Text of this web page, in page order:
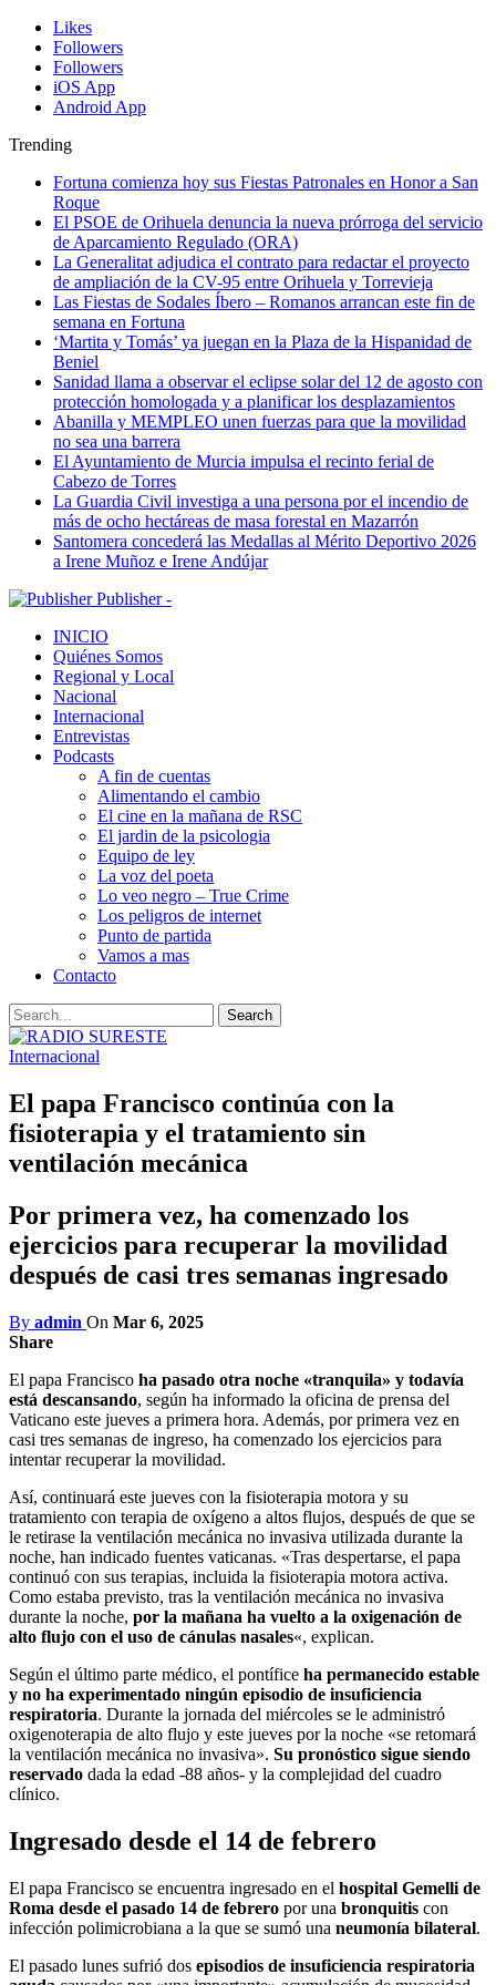
Likes
Followers
Followers
iOS App
Android App
Trending
Fortuna comienza hoy sus Fiestas Patronales en Honor a San
Roque
El PSOE de Orihuela denuncia la nueva prórroga del servicio
de Aparcamiento Regulado (ORA)
La Generalitat adjudica el contrato para redactar el proyecto
de ampliación de la CV-95 entre Orihuela y Torrevieja
Las Fiestas de Sodales Íbero – Romanos arrancan este fin de
semana en Fortuna
‘Martita y Tomás’ ya juegan en la Plaza de la Hispanidad de
Beniel
Sanidad llama a observar el eclipse solar del 12 de agosto con
protección homologada y a planificar los desplazamientos
Abanilla y MEMPLEO unen fuerzas para que la movilidad
no sea una barrera
El Ayuntamiento de Murcia impulsa el recinto ferial de
Cabezo de Torres
La Guardia Civil investiga a una persona por el incendio de
más de ocho hectáreas de masa forestal en Mazarrón
Santomera concederá las Medallas al Mérito Deportivo 2026
a Irene Muñoz e Irene Andújar
Publisher -
INICIO
Quiénes Somos
Regional y Local
Nacional
Internacional
Entrevistas
Podcasts
A fin de cuentas
Alimentando el cambio
El cine en la mañana de RSC
El jardin de la psicologia
Equipo de ley
La voz del poeta
Lo veo negro – True Crime
Los peligros de internet
Punto de partida
Vamos a mas
Contacto
Internacional
El papa Francisco continúa con la
fisioterapia y el tratamiento sin
ventilación mecánica
Por primera vez, ha comenzado los
ejercicios para recuperar la movilidad
después de casi tres semanas ingresado
By admin On Mar 6, 2025
Share
El papa Francisco ha pasado otra noche «tranquila» y todavía
está descansando, según ha informado la oficina de prensa del
Vaticano este jueves a primera hora. Además, por primera vez en
casi tres semanas de ingreso, ha comenzado los ejercicios para
intentar recuperar la movilidad.
Así, continuará este jueves con la fisioterapia motora y su
tratamiento con terapia de oxígeno a altos flujos, después de que se
le retirase la ventilación mecánica no invasiva utilizada durante la
noche, han indicado fuentes vaticanas. «Tras despertarse, el papa
continuó con sus terapias, incluida la fisioterapia motora activa.
Como estaba previsto, tras la ventilación mecánica no invasiva
durante la noche, por la mañana ha vuelto a la oxigenación de
alto flujo con el uso de cánulas nasales«, explican.
Según el último parte médico, el pontífice ha permanecido estable
y no ha experimentado ningún episodio de insuficiencia
respiratoria. Durante la jornada del miércoles se le administró
oxigenoterapia de alto flujo y este jueves por la noche «se retomará
la ventilación mecánica no invasiva». Su pronóstico sigue siendo
reservado dada la edad -88 años- y la complejidad del cuadro
clínico.
Ingresado desde el 14 de febrero
El papa Francisco se encuentra ingresado en el hospital Gemelli de
Roma desde el pasado 14 de febrero por una bronquitis con
infección polimicrobiana a la que se sumó una neumonía bilateral.
El pasado lunes sufrió dos episodios de insuficiencia respiratoria